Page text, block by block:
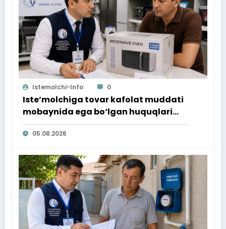
Istemolchi-Info 0
Iste’molchiga tovar kafolat muddati
mobaynida ega bo‘lgan huquqlari
ta’minlab berildi
05.08.2026